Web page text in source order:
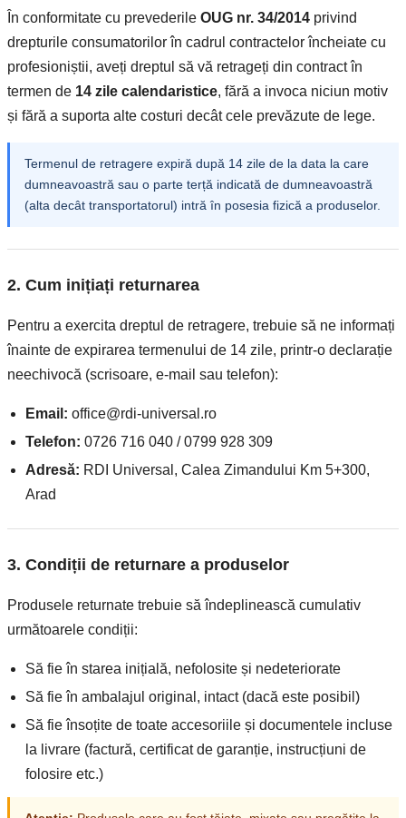
În conformitate cu prevederile OUG nr. 34/2014 privind
drepturile consumatorilor în cadrul contractelor încheiate cu
profesioniștii, aveți dreptul să vă retrageți din contract în
termen de 14 zile calendaristice, fără a invoca niciun motiv
și fără a suporta alte costuri decât cele prevăzute de lege.
Termenul de retragere expiră după 14 zile de la data la care
dumneavoastră sau o parte terță indicată de dumneavoastră
(alta decât transportatorul) intră în posesia fizică a produselor.
2. Cum inițiați returnarea
Pentru a exercita dreptul de retragere, trebuie să ne informați
înainte de expirarea termenului de 14 zile, printr-o declarație
neechivocă (scrisoare, e-mail sau telefon):
Email: office@rdi-universal.ro
Telefon: 0726 716 040 / 0799 928 309
Adresă: RDI Universal, Calea Zimandului Km 5+300,
Arad
3. Condiții de returnare a produselor
Produsele returnate trebuie să îndeplinească cumulativ
următoarele condiții:
Să fie în starea inițială, nefolosite și nedeteriorate
Să fie în ambalajul original, intact (dacă este posibil)
Să fie însoțite de toate accesoriile și documentele incluse
la livrare (factură, certificat de garanție, instrucțiuni de
folosire etc.)